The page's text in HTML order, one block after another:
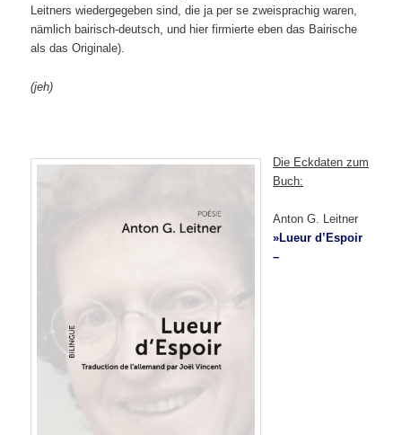
Leitners wiedergegeben sind, die ja per se zweisprachig waren,
nämlich bairisch-deutsch, und hier firmierte eben das Bairische
als das Originale).
(jeh)
Die Eckdaten zum
Buch:
Anton G. Leitner
»Lueur d’Espoir
–